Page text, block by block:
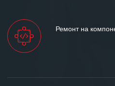
Ремонт на